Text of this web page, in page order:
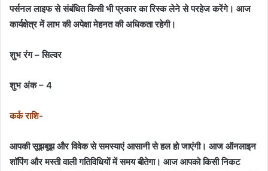
पर्सनल लाइफ से संबंधित किसी भी प्रकार का रिस्क लेने से परहेज करेंगे। आज
कार्यक्षेत्र में लाभ की अपेक्षा मेहनत की अधिकता रहेगी।
शुभ रंग – सिल्वर
शुभ अंक – 4
कर्क राशि-
आपकी सूझबूझ और विवेक से समस्याएं आसानी से हल हो जाएंगी। आज ऑनलाइन
शॉपिंग और मस्ती वाली गतिविधियों में समय बीतेगा। आज आपको किसी निकट